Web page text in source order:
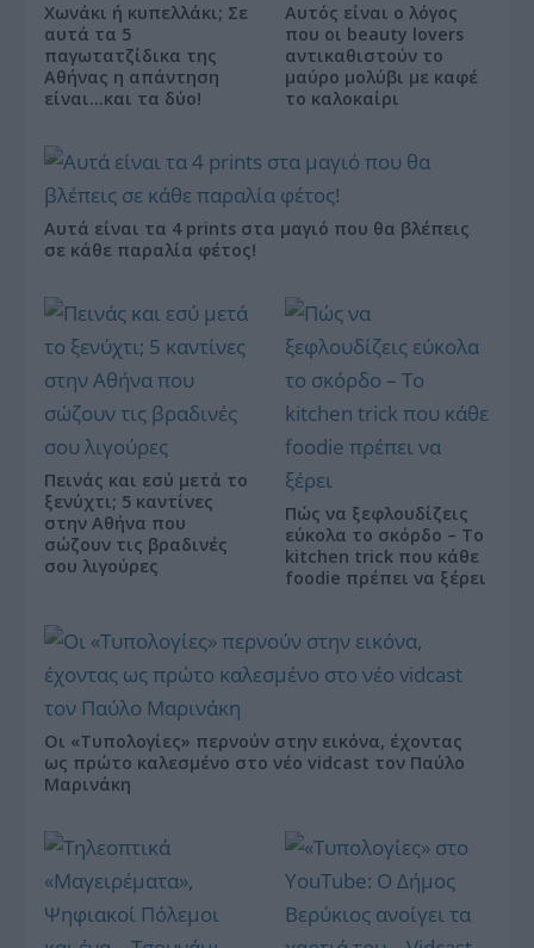
Χωνάκι ή κυπελλάκι; Σε
αυτά τα 5
παγωτατζίδικα της
Αθήνας η απάντηση
είναι…και τα δύο!
Αυτός είναι ο λόγος
που οι beauty lovers
αντικαθιστούν το
μαύρο μολύβι με καφέ
το καλοκαίρι
Αυτά είναι τα 4 prints στα μαγιό που θα βλέπεις
σε κάθε παραλία φέτος!
Πεινάς και εσύ μετά το
ξενύχτι; 5 καντίνες
στην Αθήνα που
σώζουν τις βραδινές
σου λιγούρες
Πώς να ξεφλουδίζεις
εύκολα το σκόρδο – Το
kitchen trick που κάθε
foodie πρέπει να ξέρει
Οι «Τυπολογίες» περνούν στην εικόνα, έχοντας
ως πρώτο καλεσμένο στο νέο vidcast τον Παύλο
Μαρινάκη